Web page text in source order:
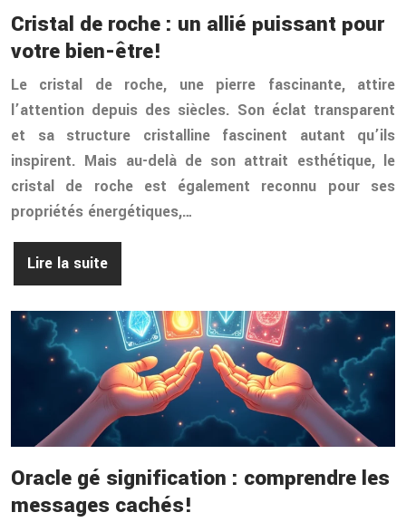
Cristal de roche : un allié puissant pour
votre bien-être!
Le cristal de roche, une pierre fascinante, attire
l’attention depuis des siècles. Son éclat transparent
et sa structure cristalline fascinent autant qu’ils
inspirent. Mais au-delà de son attrait esthétique, le
cristal de roche est également reconnu pour ses
propriétés énergétiques,…
Lire la suite
Oracle gé signification : comprendre les
messages cachés!